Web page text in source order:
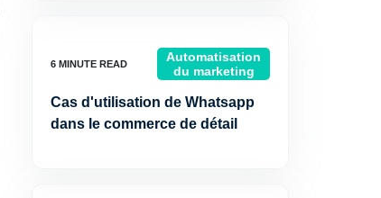
Automatisation
du marketing
Cas d'utilisation de Whatsapp
dans le commerce de détail